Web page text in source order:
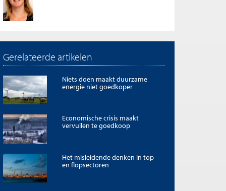
Gerelateerde artikelen
Niets doen maakt duurzame
energie niet goedkoper
Economische crisis maakt
vervuilen te goedkoop
Het misleidende denken in top-
en flopsectoren